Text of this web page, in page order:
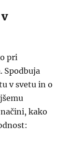
pri
Spodbuja
v svetu in o
kako